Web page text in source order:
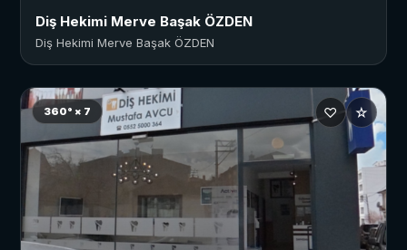
Diş Hekimi Merve Başak ÖZDEN
Diş Hekimi Merve Başak ÖZDEN
360° × 7 ♡ ☆